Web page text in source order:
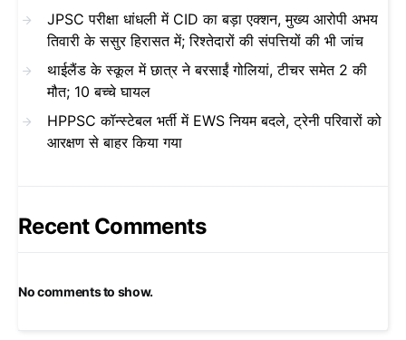
JPSC परीक्षा धांधली में CID का बड़ा एक्शन, मुख्य आरोपी अभय
तिवारी के ससुर हिरासत में; रिश्तेदारों की संपत्तियों की भी जांच
थाईलैंड के स्कूल में छात्र ने बरसाईं गोलियां, टीचर समेत 2 की
मौत; 10 बच्चे घायल
HPPSC कॉन्स्टेबल भर्ती में EWS नियम बदले, ट्रेनी परिवारों को
आरक्षण से बाहर किया गया
Recent Comments
No comments to show.